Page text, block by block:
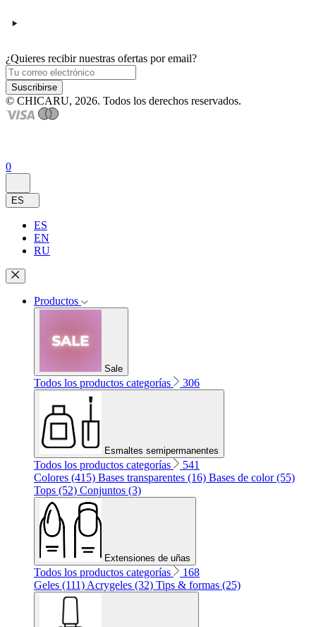
¿Quieres recibir nuestras ofertas por email?
Suscribirse
© CHICARU, 2026. Todos los derechos reservados.
0
ES
ES
EN
RU
Productos
Sale
Todos los productos categorías 306
Esmaltes semipermanentes
Todos los productos categorías
541
Colores (415) Bases transparentes (16) Bases de color (55)
Tops (52) Conjuntos (3)
Extensiones de uñas
Todos los productos categorías
168
Geles (111) Acrygeles (32) Tips & formas (25)